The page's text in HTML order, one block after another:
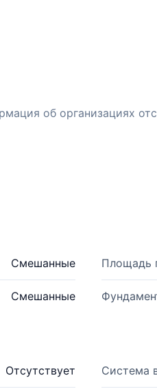
об организациях
Смешанные Площадь
Смешанные
Отсутствует Система